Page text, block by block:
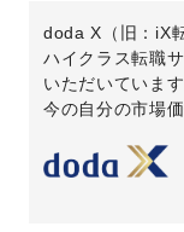
doda X（旧：iX
ハイクラス転職
いただいています
今の自分の市場